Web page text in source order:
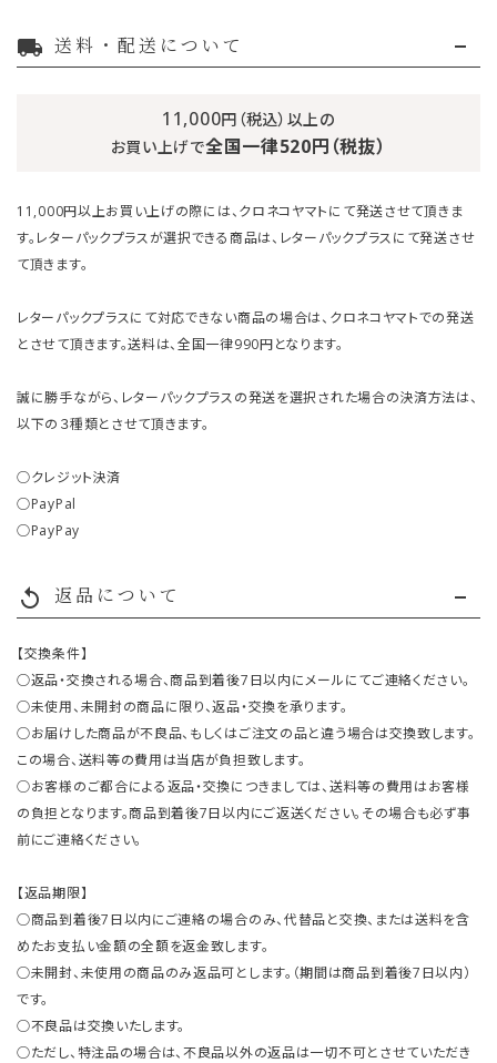
local_shipping 送料・配送について
11,000円（税込）以上の
お買い上げで全国一律520円（税抜）
11,000円以上お買い上げの際には、クロネコヤマトにて発送させて頂きま
す。レターパックプラスが選択できる商品は、レターパックプラスにて発送させ
て頂きます。
レターパックプラスにて対応できない商品の場合は、クロネコヤマトでの発送
とさせて頂きます。送料は、全国一律990円となります。
誠に勝手ながら、レターパックプラスの発送を選択された場合の決済方法は、
以下の３種類とさせて頂きます。
○クレジット決済
○PayPal
○PayPay
replay 返品について
【交換条件】
○返品・交換される場合、商品到着後7日以内にメールにてご連絡ください。
○未使用、未開封の商品に限り、返品・交換を承ります。
○お届けした商品が不良品、もしくはご注文の品と違う場合は交換致します。
この場合、送料等の費用は当店が負担致します。
○お客様のご都合による返品・交換につきましては、送料等の費用はお客様
の負担となります。商品到着後7日以内にご返送ください。その場合も必ず事
前にご連絡ください。
【返品期限】
○商品到着後7日以内にご連絡の場合のみ、代替品と交換、または送料を含
めたお支払い金額の全額を返金致します。
○未開封、未使用の商品のみ返品可とします。（期間は商品到着後7日以内）
です。
○不良品は交換いたします。
○ただし、特注品の場合は、不良品以外の返品は一切不可とさせていただき